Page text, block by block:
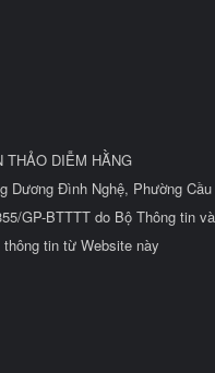
THẢO DIỄM HẰNG
Dương Đình Nghệ, Phường
GP-BTTTT do Bộ Thông tin
tin từ Website này